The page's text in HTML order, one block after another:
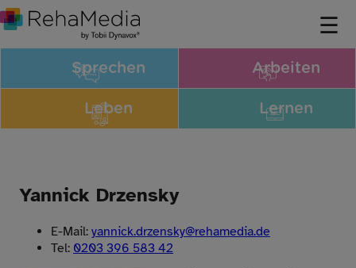
Yannick Drzensky
E-Mail: yannick.drzensky@rehamedia.de
Tel: 0203 396 583 42
Sprechen Arbeiten
Leben Lernen